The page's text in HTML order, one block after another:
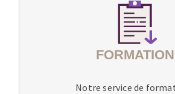
Notre service de